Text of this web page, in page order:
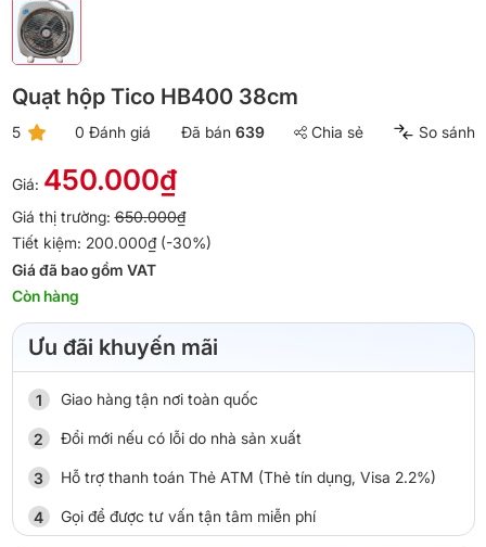
Quạt hộp Tico HB400 38cm
5 0 Đánh giá Đã bán 639 Chia sẻ So sánh
Giá: 450.000₫
Giá thị trường:650.000₫
Tiết kiệm: 200.000₫ (-30%)
Giá đã bao gồm VAT
Còn hàng
Ưu đãi khuyến mãi
Giao hàng tận nơi toàn quốc
Đổi mới nếu có lỗi do nhà sản xuất
Hỗ trợ thanh toán Thẻ ATM (Thẻ tín dụng, Visa 2.2%)
Gọi để được tư vấn tận tâm miễn phí